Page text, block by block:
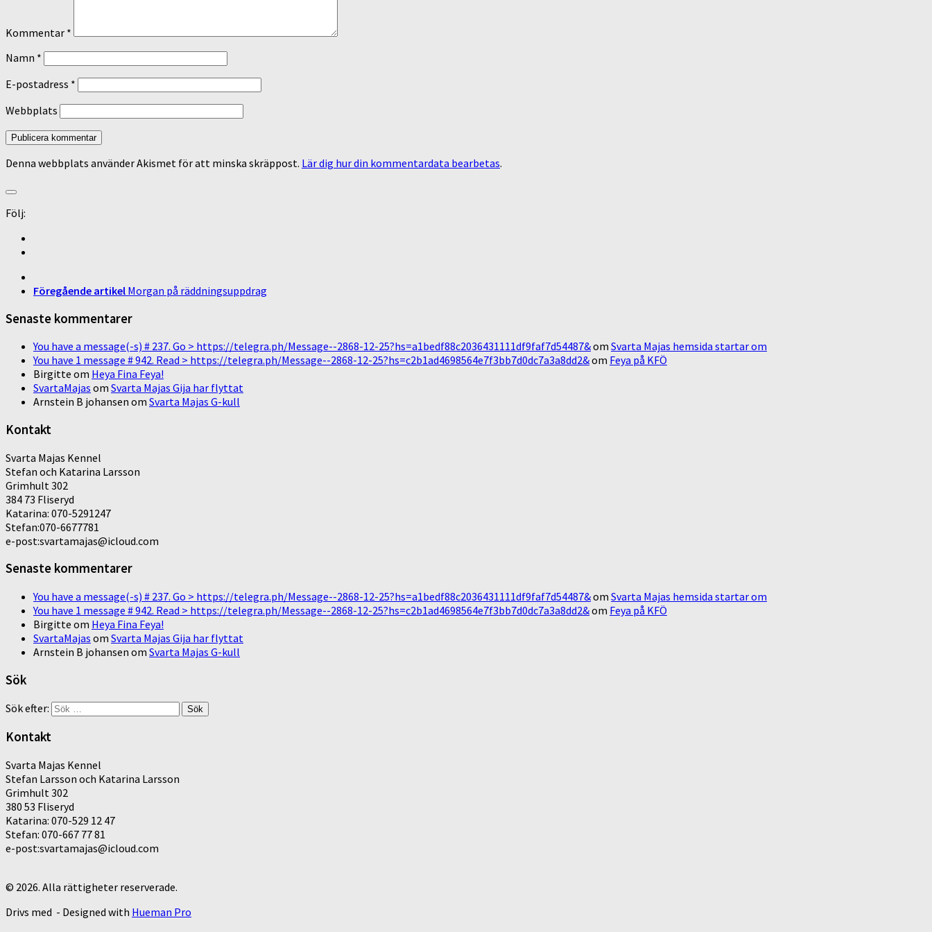
Kommentar *
Namn *
E-postadress *
Webbplats
Denna webbplats använder Akismet för att minska skräppost. Lär dig hur din kommentardata bearbetas.
Följ:
Föregående artikel Morgan på räddningsuppdrag
Senaste kommentarer
You have a message(-s) # 237. Go > https://telegra.ph/Message--2868-12-25?hs=a1bedf88c2036431111df9faf7d54487&om Svarta Majas hemsida startar om
You have 1 message # 942. Read > https://telegra.ph/Message--2868-12-25?hs=c2b1ad4698564e7f3bb7d0dc7a3a8dd2&om Feya på KFÖ
Birgitte om Heya Fina Feya!
SvartaMajas om Svarta Majas Gija har flyttat
Arnstein B johansen om Svarta Majas G-kull
Kontakt
Svarta Majas Kennel
Stefan och Katarina Larsson
Grimhult 302
384 73 Fliseryd
Katarina: 070-5291247
Stefan:070-6677781
e-post:svartamajas@icloud.com
Senaste kommentarer
You have a message(-s) # 237. Go > https://telegra.ph/Message--2868-12-25?hs=a1bedf88c2036431111df9faf7d54487&om Svarta Majas hemsida startar om
You have 1 message # 942. Read > https://telegra.ph/Message--2868-12-25?hs=c2b1ad4698564e7f3bb7d0dc7a3a8dd2&om Feya på KFÖ
Birgitte om Heya Fina Feya!
SvartaMajas om Svarta Majas Gija har flyttat
Arnstein B johansen om Svarta Majas G-kull
Sök
Sök efter:
Kontakt
Svarta Majas Kennel
Stefan Larsson och Katarina Larsson
Grimhult 302
380 53 Fliseryd
Katarina: 070-529 12 47
Stefan: 070-667 77 81
e-post:svartamajas@icloud.com
© 2026. Alla rättigheter reserverade.
Drivs med - Designed with Hueman Pro